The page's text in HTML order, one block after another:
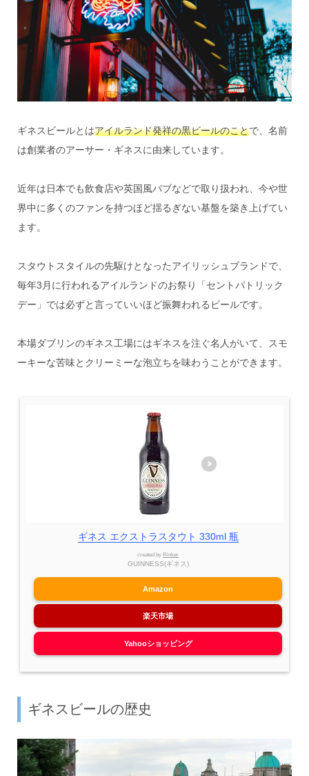
ギネスビールとはアイルランド発祥の黒ビールのことで、名前
は創業者のアーサー・ギネスに由来しています。
近年は日本でも飲食店や英国風パブなどで取り扱われ、今や世
界中に多くのファンを持つほど揺るぎない基盤を築き上げてい
ます。
スタウトスタイルの先駆けとなったアイリッシュブランドで、
毎年3月に行われるアイルランドのお祭り「セントパトリック
デー」では必ずと言っていいほど振舞われるビールです。
本場ダブリンのギネス工場にはギネスを注ぐ名人がいて、スモ
ーキーな苦味とクリーミーな泡立ちを味わうことができます。
ギネス エクストラスタウト 330ml 瓶
created by Rinker
GUINNESS(ギネス)
Amazon
楽天市場
Yahooショッピング
ギネスビールの歴史